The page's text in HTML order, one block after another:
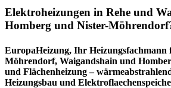
Elektroheizungen in Rehe und
Homberg und Nister-
EuropaHeizung, Ihr Heizungsfachmann
Möhrendorf, Waigandshain und
und Flächenheizung –
Heizungsbau und